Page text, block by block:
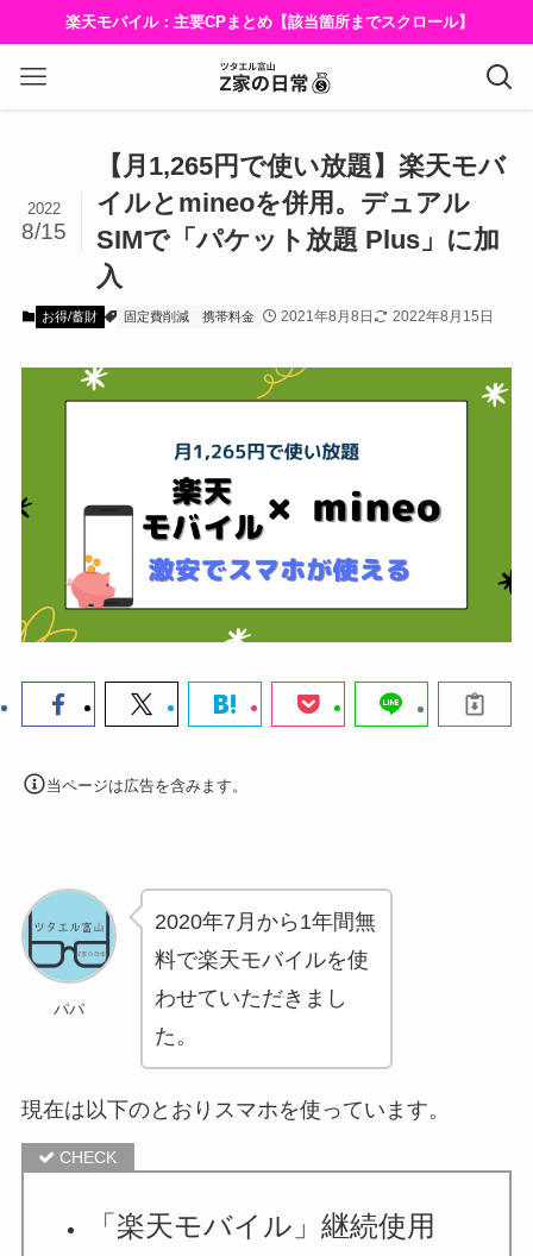
モバイル：主要CPまとめ【該当箇所までスクロール】
【月1,265円で使い放題】楽天モバ
イルとmineoを併用。デュアル
SIMで「パケット放題 Plus」に加
入
2022
8/15
お得/蓄財 固定費削減 携帯料金 2021年8月8日 2022年8月15日
当ページは広告を含みます。
パパ
2020年7月から 1年間無
料で楽天モバイルを使
わせていただきまし
た。
現在は以下のとおりスマホを使っています。
「楽天モバイル」継続使用